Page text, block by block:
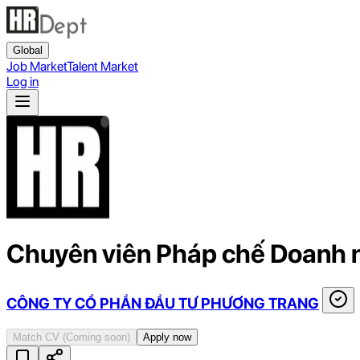
Global
Job MarketTalent Market
Log in
Chuyên viên Pháp chế Doanh
CÔNG TY CỔ PHẦN ĐẦU TƯ PHƯƠNG TRANG
Match CV (Coming soon) Apply now